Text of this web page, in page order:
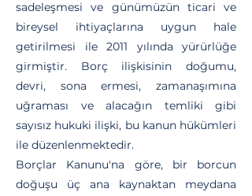
sadeleşmesi ve günümüzün ticari ve
bireysel ihtiyaçlarına uygun hale
getirilmesi ile 2011 yılında yürürlüğe
girmiştir. Borç ilişkisinin doğumu,
devri, sona ermesi, zamanaşımına
uğraması ve alacağın temliki gibi
sayısız hukuki ilişki, bu kanun hükümleri
ile düzenlenmektedir.
Borçlar Kanunu'na göre, bir borcun
doğuşu üç ana kaynaktan meydana